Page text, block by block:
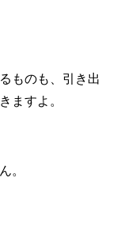
ものも、引き出
ますよ。
。